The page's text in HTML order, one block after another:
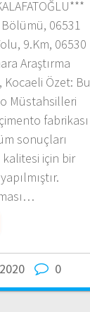
06531
9.Km, 06530
Araştırma
Kocaeli Özet: Bu
Müstahsilleri
fabrikası
sonuçları
için bir
0